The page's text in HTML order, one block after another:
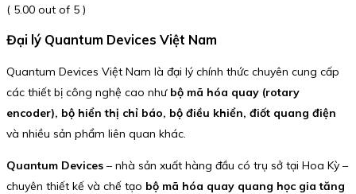
( 5.00 out of 5 )
Đại lý Quantum Devices Việt Nam
Quantum Devices Việt Nam là đại lý chính thức chuyên cung cấp
các thiết bị công nghệ cao như bộ mã hóa quay (rotary
encoder), bộ hiển thị chỉ báo, bộ điều khiển, điốt quang điện
và nhiều sản phẩm liên quan khác.
Quantum Devices – nhà sản xuất hàng đầu có trụ sở tại Hoa Kỳ –
chuyên thiết kế và chế tạo bộ mã hóa quay quang học gia tăng